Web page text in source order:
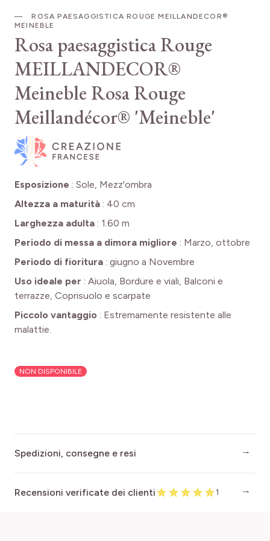
ROSA PAESAGGISTICA ROUGE MEILLANDECOR®
MEINEBLE
Rosa paesaggistica Rouge
MEILLANDECOR®
Meineble Rosa Rouge
Meillandécor® 'Meineble'
Esposizione : Sole, Mezz'ombra
Altezza a maturità : 40 cm
Larghezza adulta : 1.60 m
Periodo di messa a dimora migliore : Marzo, ottobre
Periodo di fioritura : giugno a Novembre
Uso ideale per : Aiuola, Bordure e viali, Balconi e
terrazze, Coprisuolo e scarpate
Piccolo vantaggio : Estremamente resistente alle
malattie.
NON DISPONIBILE
Spedizioni, consegne e resi
Recensioni verificate dei clienti 1